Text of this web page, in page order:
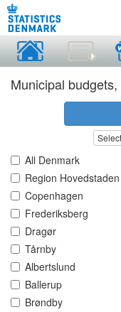
Municipal
All Denmark
Region Hovedstaden
Copenhagen
Frederiksberg
Dragør
Tårnby
Albertslund
Ballerup
Brøndby